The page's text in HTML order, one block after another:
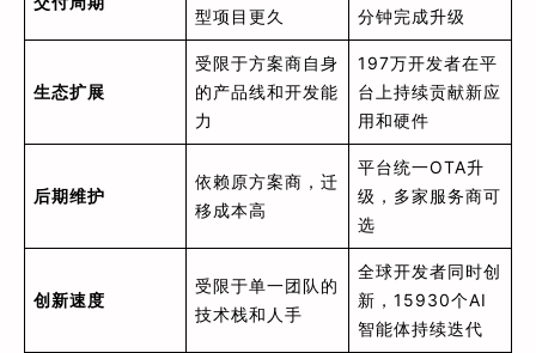
型项目更久 分钟完成升级
生态扩展
受限于方案商自身
的产品线和开发能
力
197万开发者在平
台上持续贡献新应
用和硬件
后期维护
依赖原方案商，迁
移成本高
平台统一OTA升
级，多家服务商可
选
创新速度
受限于单一团队的
技术栈和人手
全球开发者同时创
新，15930个AI
智能体持续迭代